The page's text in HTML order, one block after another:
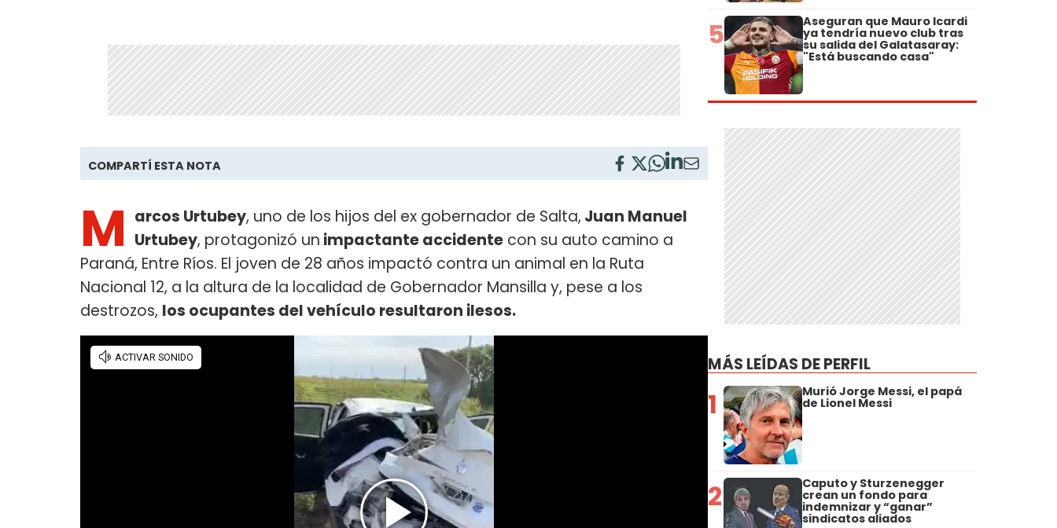
COMPARTÍ ESTA NOTA
M arcos Urtubey, uno de los hijos del ex gobernador de Salta, Juan Manuel
Urtubey, protagonizó un impactante accidente con su auto camino a
Paraná, Entre Ríos. El joven de 28 años impactó contra un animal en la Ruta
Nacional 12, a la altura de la localidad de Gobernador Mansilla y, pese a los
destrozos, los ocupantes del vehículo resultaron ilesos.
5 Aseguran que Mauro Icardi
ya tendría nuevo club tras
su salida del Galatasaray:
"Está buscando casa"
MÁS LEÍDAS DE PERFIL
1 Murió Jorge Messi, el papá
de Lionel Messi
2 Caputo y Sturzenegger
crean un fondo para
indemnizar y “ganar”
sindicatos aliados